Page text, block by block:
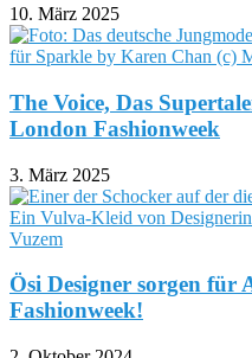
10. März 2025
The Voice, Das
London Fashionweek
3. März 2025
Ösi Designer sorgen für
Fashionweek!